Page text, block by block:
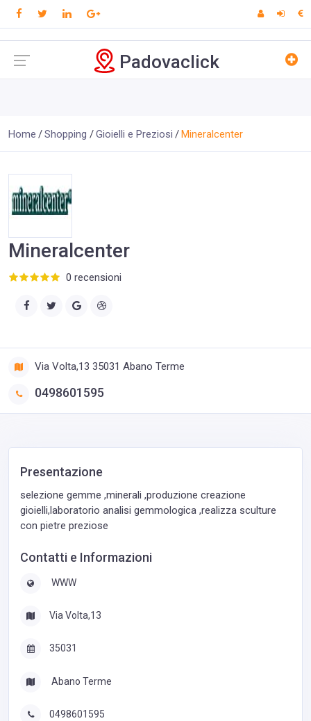
Padovaclick
Home Shopping Gioielli e Preziosi Mineralcenter
Mineralcenter
0 recensioni
Via Volta,13 35031 Abano Terme
0498601595
Presentazione
selezione gemme ,minerali ,produzione creazione
gioielli,laboratorio analisi gemmologica ,realizza sculture
con pietre preziose
Contatti e Informazioni
WWW
Via Volta,13
35031
Abano Terme
0498601595